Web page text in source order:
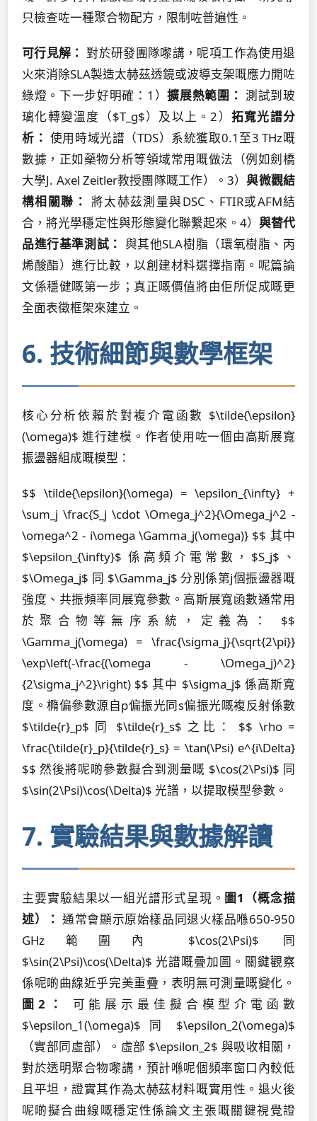
只檢查咗一種聚合物配方，限制咗普遍性。
可行見解： 對於研發團隊嚟講，呢項工作為使用退
火來消除SLA製造太赫茲透鏡或波導支架嘅應力開咗
綠燈。下一步好明確：1）擴展熱範圍： 測試到玻
璃化轉變溫度（$T_g$）及以上。2） 拓寬光譜分
析： 使用時域光譜（TDS）系統獲取0.1至3 THz嘅
數據，正如藥物分析等領域常用嘅做法（例如劍橋
大學J. Axel Zeitler教授團隊嘅工作）。3）與微觀結
構相關聯： 將太赫茲測量與DSC、FTIR或AFM結
合，將光學穩定性與形態變化聯繫起來。4） 與替代
品進行基準測試： 與其他SLA樹脂（環氧樹脂、丙
烯酸酯）進行比較，以創建材料選擇指南。呢篇論
文係穩健嘅第一步；真正嘅價值將由佢所促成嘅更
全面表徵框架來建立。
6. 技術細節與數學框架
核心分析依賴於對複介電函數 $\tilde{\epsilon}
(\omega)$ 進行建模。作者使用咗一個由高斯展寬
振盪器組成嘅模型：
$$ \tilde{\epsilon}(\omega) = \epsilon_{\infty} +
\sum_j \frac{S_j \cdot \Omega_j^2}{\Omega_j^2 -
\omega^2 - i\omega \Gamma_j(\omega)} $$ 其中
$\epsilon_{\infty}$ 係高頻介電常數，$S_j$、
$\Omega_j$ 同 $\Gamma_j$ 分別係第j個振盪器嘅
強度、共振頻率同展寬參數。高斯展寬函數通常用
於聚合物等無序系統，定義為： $$
\Gamma_j(\omega) = \frac{\sigma_j}{\sqrt{2\pi}}
\exp\left(-\frac{(\omega - \Omega_j)^2}
{2\sigma_j^2}\right) $$ 其中 $\sigma_j$ 係高斯寬
度。橢偏參數源自p偏振光同s偏振光嘅複反射係數
$\tilde{r}_p$ 同 $\tilde{r}_s$ 之比： $$ \rho =
\frac{\tilde{r}_p}{\tilde{r}_s} = \tan(\Psi) e^{i\Delta}
$$ 然後將呢啲參數擬合到測量嘅 $\cos(2\Psi)$ 同
$\sin(2\Psi)\cos(\Delta)$ 光譜，以提取模型參數。
7. 實驗結果與數據解讀
主要實驗結果以一組光譜形式呈現。 圖1（概念描
述）： 通常會顯示原始樣品同退火樣品喺650-950
GHz範圍內 $\cos(2\Psi)$ 同
$\sin(2\Psi)\cos(\Delta)$ 光譜嘅疊加圖。關鍵觀察
係呢啲曲線近乎完美重疊，表明無可測量嘅變化。
圖2：
可能展示最佳擬合模型介電函數
$\epsilon_1(\omega)$ 同 $\epsilon_2(\omega)$
（實部同虛部）。虛部 $\epsilon_2$ 與吸收相關，
對於透明聚合物嚟講，預計喺呢個頻率窗口內較低
且平坦，證實其作為太赫茲材料嘅實用性。退火後
呢啲擬合曲線嘅穩定性係論文主張嘅關鍵視覺證